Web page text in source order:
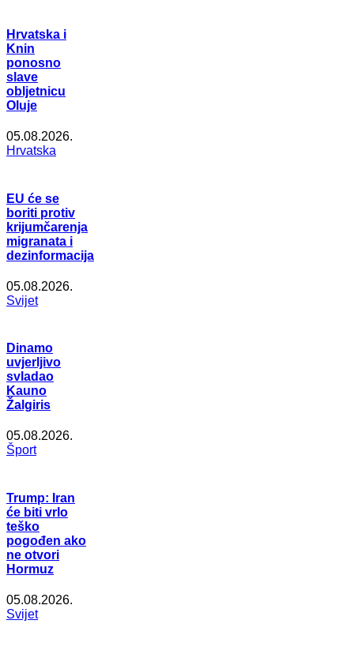
Hrvatska i
Knin
ponosno
slave
obljetnicu
Oluje
05.08.2026.
Hrvatska
EU će se
boriti protiv
krijumčarenja
migranata i
dezinformacija
05.08.2026.
Svijet
Dinamo
uvjerljivo
svladao
Kauno
Žalgiris
05.08.2026.
Šport
Trump: Iran
će biti vrlo
teško
pogođen ako
ne otvori
Hormuz
05.08.2026.
Svijet